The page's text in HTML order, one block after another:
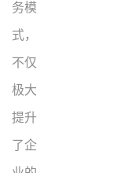
务模
式，
不仅
极大
提升
了企